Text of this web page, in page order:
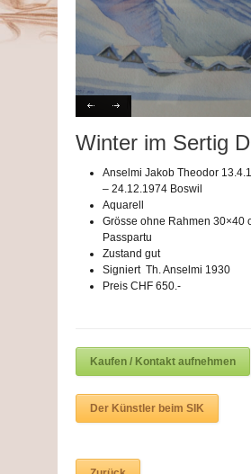
Winter im Sertig
Anselmi Jakob Theodor
– 24.12.1974 Boswil
Aquarell
Grösse ohne Rahmen 30×40
Passpartu
Zustand gut
Signiert Th. Anselmi 1930
Preis CHF 650.-
Kaufen / Kontakt aufnehmen
Der Künstler beim SIK